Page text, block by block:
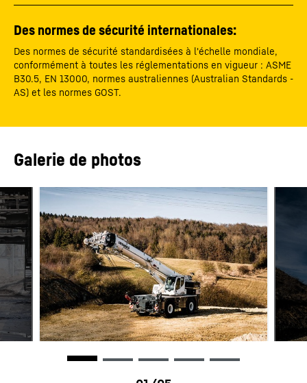
Des normes de sécurité internationales:
Des normes de sécurité standardisées à l'échelle mondiale,
conformément à toutes les réglementations en vigueur : ASME
B30.5, EN 13000, normes australiennes (Australian Standards -
AS) et les normes GOST.
Galerie de photos